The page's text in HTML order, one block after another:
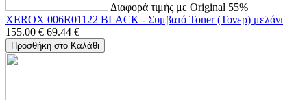
Διαφορά τιμής με Original 55%
XEROX 006R01122 BLACK - Συμβατό Toner (Τονερ) μελάνι
155.00 € 69.44 €
Προσθήκη στο Καλάθι